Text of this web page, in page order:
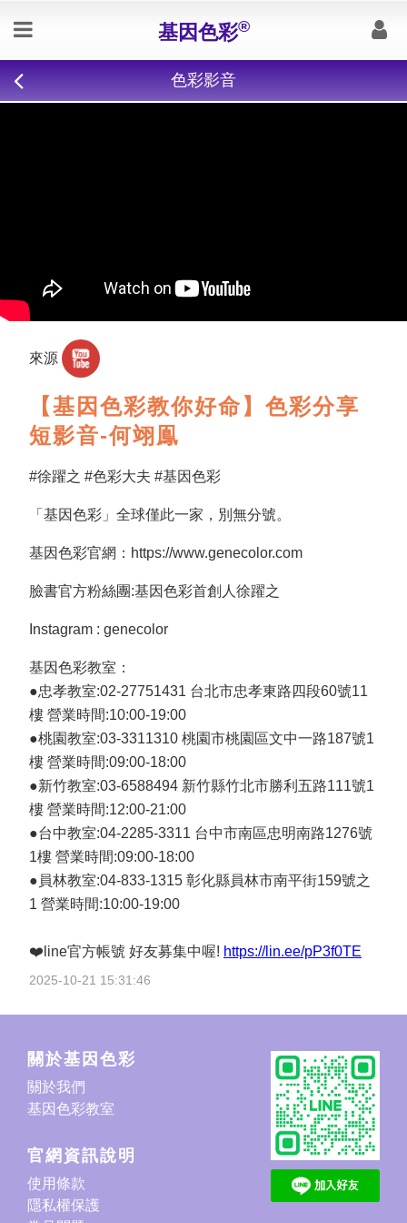
基因色彩®
色彩影音
來源
【基因色彩教你好命】色彩分享
短影音-何翊鳯
#徐躍之 #色彩大夫 #基因色彩
「基因色彩」全球僅此一家，別無分號。
基因色彩官網：https://www.genecolor.com
臉書官方粉絲團:基因色彩首創人徐躍之
Instagram : genecolor
基因色彩教室：
●忠孝教室:02-27751431 台北市忠孝東路四段60號11
樓 營業時間:10:00-19:00
●桃園教室:03-3311310 桃園市桃園區文中一路187號1
樓 營業時間:09:00-18:00
●新竹教室:03-6588494 新竹縣竹北市勝利五路111號1
樓 營業時間:12:00-21:00
●台中教室:04-2285-3311 台中市南區忠明南路1276號
1樓 營業時間:09:00-18:00
●員林教室:04-833-1315 彰化縣員林市南平街159號之
1 營業時間:10:00-19:00
❤️line官方帳號 好友募集中喔! https://lin.ee/pP3f0TE
2025-10-21 15:31:46
關於基因色彩
關於我們
基因色彩教室
官網資訊說明
使用條款
隱私權保護